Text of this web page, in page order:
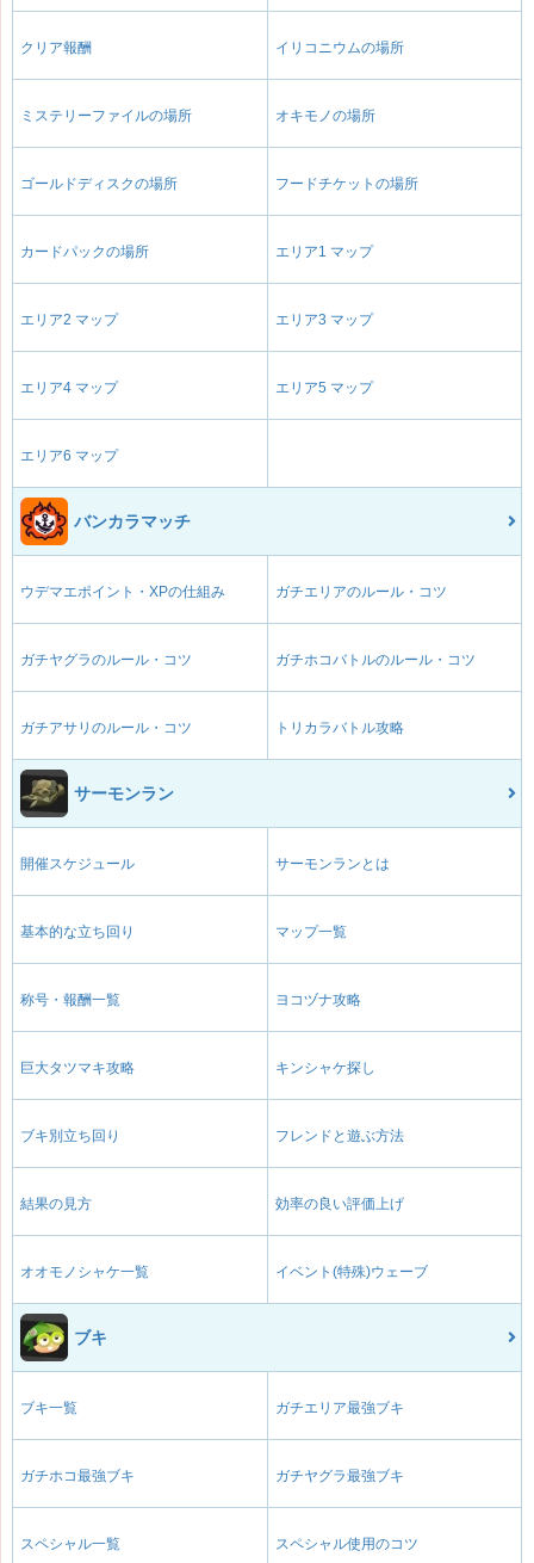
クリア報酬 イリコニウムの場所
ミステリーファイルの場所 オキモノの場所
ゴールドディスクの場所 フードチケットの場所
カードパックの場所 エリア1 マップ
エリア2 マップ エリア3 マップ
エリア4 マップ エリア5 マップ
エリア6 マップ
バンカラマッチ
ウデマエポイント・XPの仕組み ガチエリアのルール・コツ
ガチヤグラのルール・コツ ガチホコバトルのルール・コツ
ガチアサリのルール・コツ トリカラバトル攻略
サーモンラン
開催スケジュール サーモンランとは
基本的な立ち回り マップ一覧
称号・報酬一覧 ヨコヅナ攻略
巨大タツマキ攻略 キンシャケ探し
ブキ別立ち回り フレンドと遊ぶ方法
結果の見方 効率の良い評価上げ
オオモノシャケ一覧 イベント(特殊)ウェーブ
ブキ
ブキ一覧 ガチエリア最強ブキ
ガチホコ最強ブキ ガチヤグラ最強ブキ
スペシャル一覧 スペシャル使用のコツ